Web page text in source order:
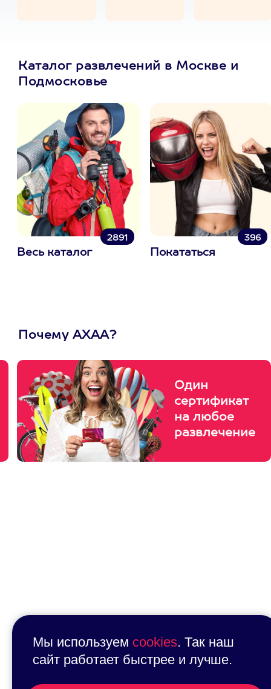
Каталог развлечений в Москве и
Подмосковье
2891
Весь каталог
396
Покататься
Почему АХАА?
Один
сертификат
на любое
развлечение
Мы используем cookies. Так наш
сайт работает быстрее и лучше.